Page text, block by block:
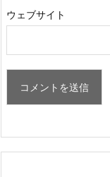
ウェブサイト